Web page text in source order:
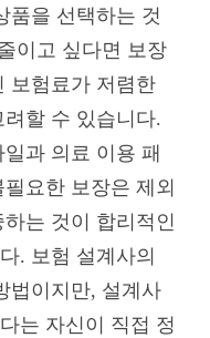
품을 선택하는 것
이고 싶다면 보장
보험료가 저렴한
할 수 있습니다.
과 의료 이용 패
요한 보장은 제외
는 것이 합리적인
. 보험 설계사의
법이지만, 설계사
는 자신이 직접 정